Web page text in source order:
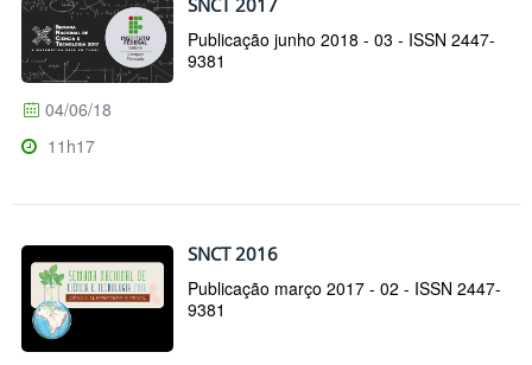
Publicação junho 2018 - 03 - ISSN 2447-
9381
04/06/18
11h17
SNCT 2016
Publicação março 2017 - 02 - ISSN 2447-
9381